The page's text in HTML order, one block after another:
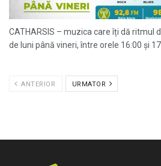
CATHARSIS – muzica care îți dă ritmul
de luni până vineri, între orele 16:00 și
ANTERIOR URMATOR